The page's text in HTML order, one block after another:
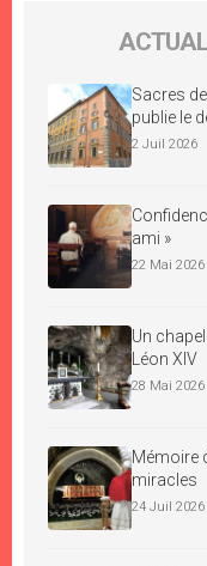
Sacres
publie le
2 Juil 2026
ami »
22 Mai 2026
Un
Léon XIV
28 Mai 2026
Mémoire
miracles
24 Juil 2026